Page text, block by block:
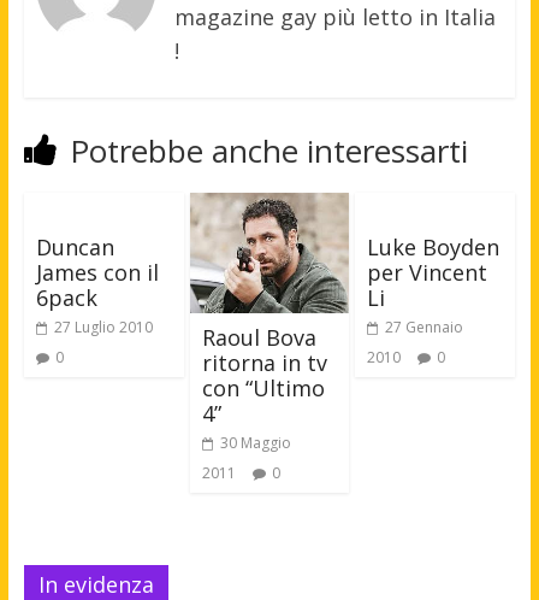
magazine gay più letto in Italia
!
Potrebbe anche interessarti
Duncan
James con il
6pack
27 Luglio 2010
0
Raoul Bova
ritorna in tv
con “Ultimo
4”
30 Maggio
2011
0
Luke Boyden
per Vincent
Li
27 Gennaio
2010
0
In evidenza